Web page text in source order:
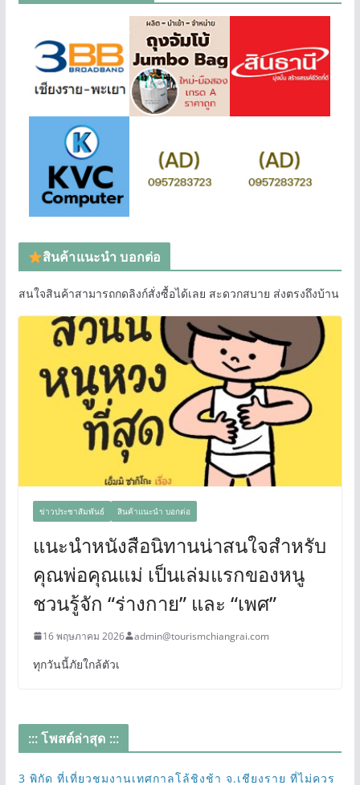
สินค้าแนะนำ บอกต่อ
สนใจสินค้าสามารถกดลิงก์สั่งซื้อได้เลย สะดวกสบาย ส่งตรงถึงบ้าน
ข่าวประชาสัมพันธ์ สินค้าแนะนำ บอกต่อ
แนะนำหนังสือนิทานน่าสนใจสำหรับ
คุณพ่อคุณแม่ เป็นเล่มแรกของหนู
ชวนรู้จัก “ร่างกาย” และ “เพศ”
16 พฤษภาคม 2026 admin@tourismchiangrai.com
ทุกวันนี้ภัยใกล้ตัวเ
::: โพสต์ล่าสุด :::
3 พิกัด ที่เที่ยวชมงานเทศกาลโล้ชิงช้า จ.เชียงราย ที่ไม่ควร